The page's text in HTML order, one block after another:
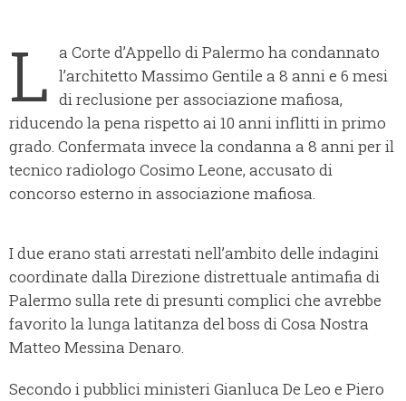
L a Corte d’Appello di Palermo ha condannato
l’architetto Massimo Gentile a 8 anni e 6 mesi
di reclusione per associazione mafiosa,
riducendo la pena rispetto ai 10 anni inflitti in primo
grado. Confermata invece la condanna a 8 anni per il
tecnico radiologo Cosimo Leone, accusato di
concorso esterno in associazione mafiosa.
I due erano stati arrestati nell’ambito delle indagini
coordinate dalla Direzione distrettuale antimafia di
Palermo sulla rete di presunti complici che avrebbe
favorito la lunga latitanza del boss di Cosa Nostra
Matteo Messina Denaro.
Secondo i pubblici ministeri Gianluca De Leo e Piero